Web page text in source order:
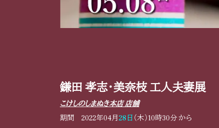
鎌田 孝志・美奈枝 工人夫妻展
こけしのしまぬき本店 店舗
期間 2022年04月28日 （木）10時30分 から